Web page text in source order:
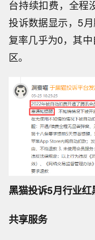
台持续扣费，全程
投诉数据显示，5
复率几乎为0，其
区。
黑猫投诉5月行业红
共享服务